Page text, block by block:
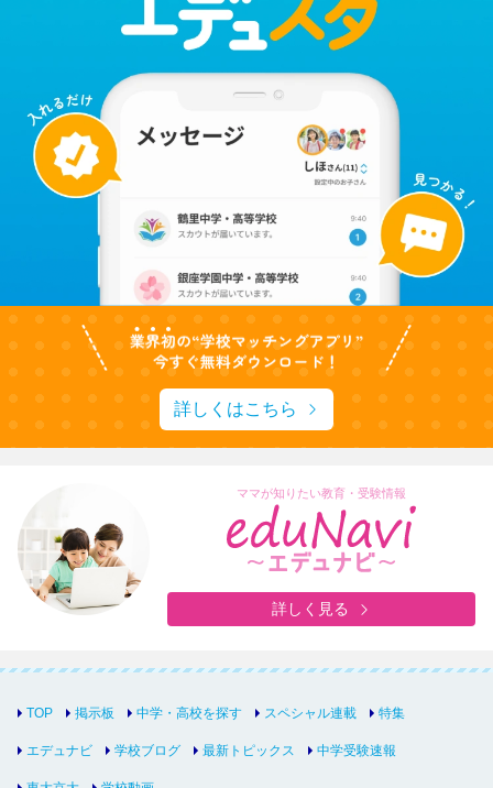
詳しくはこちら
ママが知りたい教育・受験情報
詳しく見る
TOP 掲示板 中学・高校を探す スペシャル連載 特集
エデュナビ 学校ブログ 最新トピックス 中学受験速報